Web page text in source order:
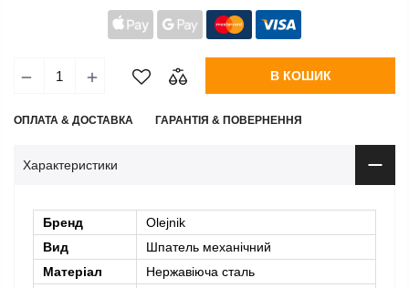
В КОШИК
ОПЛАТА & ДОСТАВКА ГАРАНТІЯ & ПОВЕРНЕННЯ
Характеристики
Бренд
Olejnik
Вид
Шпатель механічний
Матеріал
Нержавіюча сталь